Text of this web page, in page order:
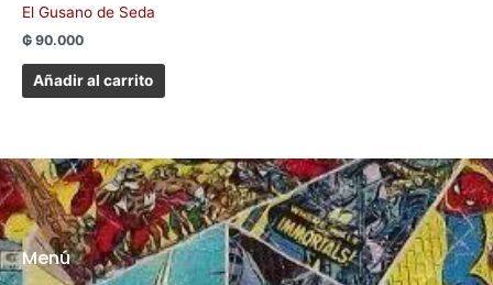
El Gusano de Seda
₲ 90.000
Añadir al carrito
Menú